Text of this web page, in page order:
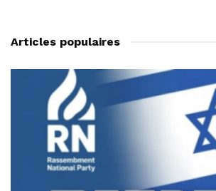
Articles populaires